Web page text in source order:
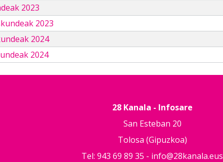
2023
2023
2024
2024
28 Kanala - Infosare
San Esteban 20
Tolosa (Gipuzkoa)
Tel: 943 69 89 35 - info@28kanala.eus